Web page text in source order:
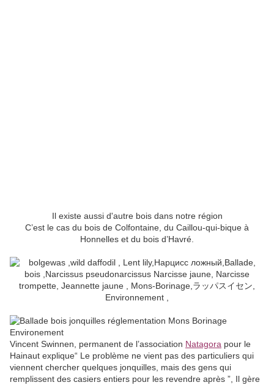
Il existe aussi d'autre bois dans notre région
C’est le cas du bois de Colfontaine, du Caillou-qui-bique à
Honnelles et du bois d’Havré.
Vincent Swinnen, permanent de l’association Natagora pour le
Hainaut explique“ Le problème ne vient pas des particuliers qui
viennent chercher quelques jonquilles, mais des gens qui
remplissent des casiers entiers pour les revendre après ”, Il gère